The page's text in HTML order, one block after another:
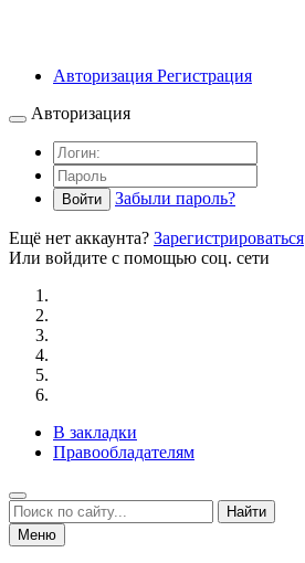
Авторизация Регистрация
Авторизация
Войти Забыли пароль?
Ещё нет аккаунта? Зарегистрироваться
Или войдите с помощью соц. сети
В закладки
Правообладателям
Найти
Меню